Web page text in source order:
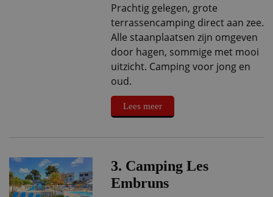
Prachtig gelegen, grote
terrassencamping direct aan zee.
Alle staanplaatsen zijn omgeven
door hagen, sommige met mooi
uitzicht. Camping voor jong en
oud.
Lees meer
3. Camping Les
Embruns